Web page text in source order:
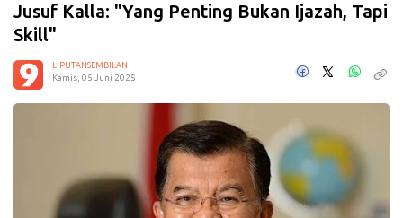
Jusuf Kalla: "Yang Penting Bukan Ijazah, Tapi
Skill"
LIPUTANSEMBILAN
Kamis, 05 Juni 2025